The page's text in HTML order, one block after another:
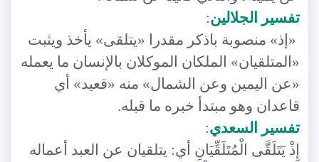
تفسير الجلالين:
«إذ» منصوبة باذكر مقدرا «يتلقى» يأخذ ويثبت
«المتلقيان» الملكان الموكلان بالإنسان ما يعمله
«عن اليمين وعن الشمال» منه «قعيد» أي
قاعدان وهو مبتدأ خبره ما قبله.
تفسير السعدي:
إِذْ يَتَلَقَّى الْمُتَلَقِّيَانِ أي: يتلقيان عن العبد أعماله